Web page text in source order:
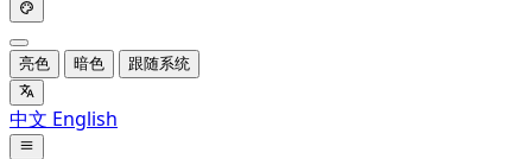
亮色 暗色 跟随系统
中文 English